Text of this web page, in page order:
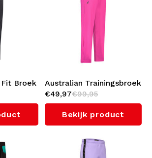
Broek
3.0
Australian Trainingsbroek
2.0 (Fuxia)
€49,97€99,95
Bekijk product